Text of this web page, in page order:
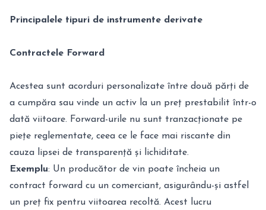
Principalele tipuri de instrumente derivate
Contractele Forward
Acestea sunt acorduri personalizate între două părți de
a cumpăra sau vinde un activ la un preț prestabilit într-o
dată viitoare. Forward-urile nu sunt tranzacționate pe
piețe reglementate, ceea ce le face mai riscante din
cauza lipsei de transparență și lichiditate.
Exemplu: Un producător de vin poate încheia un
contract forward cu un comerciant, asigurându-și astfel
un preț fix pentru viitoarea recoltă. Acest lucru